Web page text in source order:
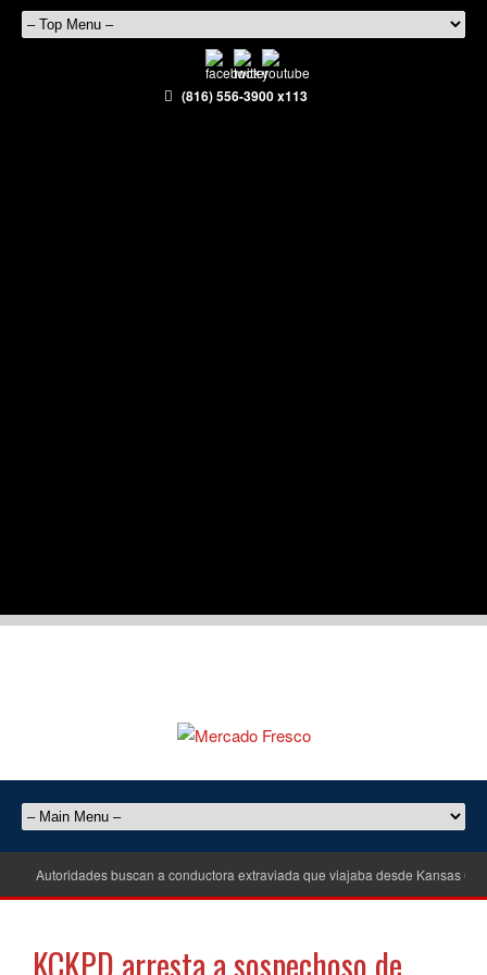
(816) 556-3900 x113
Autoridades buscan a conductora extraviada que viajaba desde Kansas City
KCKPD arresta a sospechoso de